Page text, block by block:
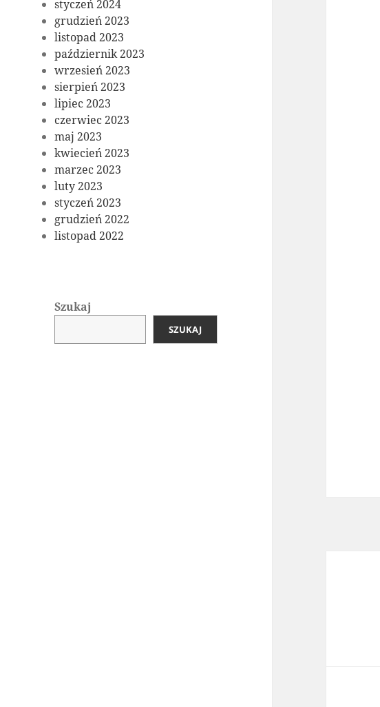
styczeń 2024
grudzień 2023
listopad 2023
październik 2023
wrzesień 2023
sierpień 2023
lipiec 2023
czerwiec 2023
maj 2023
kwiecień 2023
marzec 2023
luty 2023
styczeń 2023
grudzień 2022
listopad 2022
Szukaj
SZUKAJ